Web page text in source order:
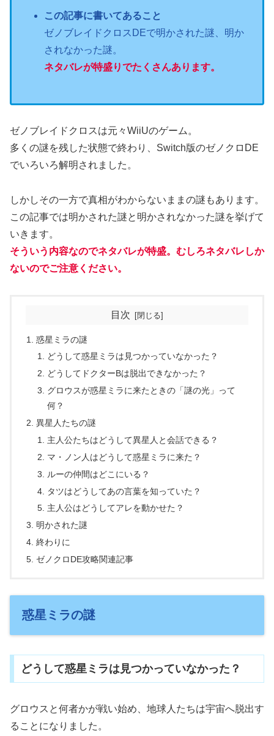
この記事に書いてあること
ゼノブレイドクロスDEで明かされた謎、明か
されなかった謎。
ネタバレが特盛りでたくさんあります。
ゼノブレイドクロスは元々WiiUのゲーム。
多くの謎を残した状態で終わり、Switch版のゼノクロDE
でいろいろ解明されました。
しかしその一方で真相がわからないままの謎もあります。
この記事では明かされた謎と明かされなかった謎を挙げて
いきます。
そういう内容なのでネタバレが特盛。むしろネタバレしか
ないのでご注意ください。
目次
惑星ミラの謎
どうして惑星ミラは見つかっていなかった？
どうしてドクターBは脱出できなかった？
グロウスが惑星ミラに来たときの「謎の光」って
何？
異星人たちの謎
主人公たちはどうして異星人と会話できる？
マ・ノン人はどうして惑星ミラに来た？
ルーの仲間はどこにいる？
タツはどうしてあの言葉を知っていた？
主人公はどうしてアレを動かせた？
明かされた謎
終わりに
ゼノクロDE攻略関連記事
惑星ミラの謎
どうして惑星ミラは見つかっていなかった？
グロウスと何者かが戦い始め、地球人たちは宇宙へ脱出す
ることになりました。